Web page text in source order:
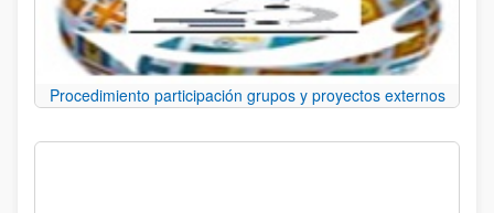
Procedimiento participación grupos y proyectos externos